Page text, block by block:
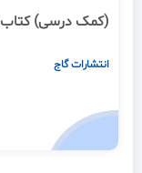
(کمک درسی) کتاب
انتشارات گاج